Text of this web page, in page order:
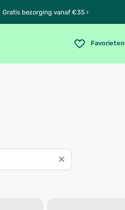
Gratis bezorging vanaf €35 ›
Favorieten